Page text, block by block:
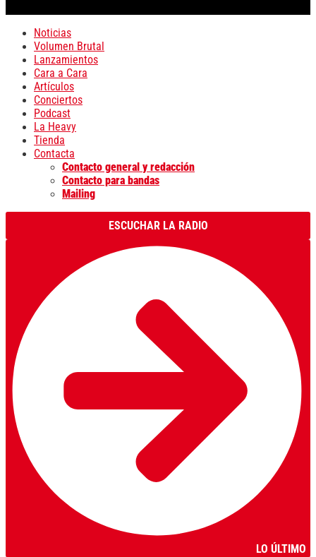
Noticias
Volumen Brutal
Lanzamientos
Cara a Cara
Artículos
Conciertos
Podcast
La Heavy
Tienda
Contacta
Contacto general y redacción
Contacto para bandas
Mailing
ESCUCHAR LA RADIO
LO ÚLTIMO